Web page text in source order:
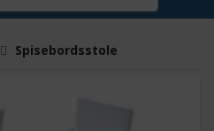
Spisebordsstole